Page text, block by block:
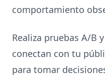
comportamiento
Realiza pruebas A/B
conectan con tu
para tomar